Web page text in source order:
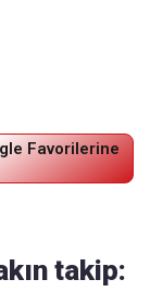
Favorilerine
takip: